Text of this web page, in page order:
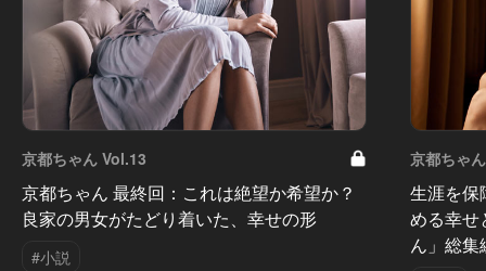
京都ちゃん Vol.13
京都ちゃん 最終回：これは絶望か希望か？
良家の男女がたどり着いた、幸せの形
#小説
京都ちゃ
生涯を保
める幸せ
ん」総集